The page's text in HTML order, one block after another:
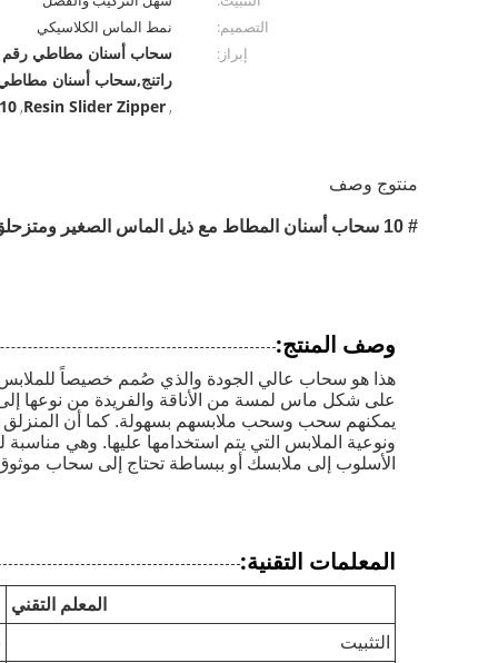
التصميم:
نمط الماس الكلاسيكي
إبراز:
راتنج,سحاب أسنان مطاطي
,
Resin Slider Zipper
,
Zipper
منتوج وصف
# 10 سحاب أسنان المطاط مع ذيل الماس الصغير ومتزحلق الراتنج للملابس
وصف المنتج:
هذا هو سحاب عالي الجودة والذي صُمم خصيصاً للملابس.
على شكل ماس لمسة من الأناقة والفريدة من نوعها
يمكنهم سحب وسحب ملابسهم بسهولة. كما أن المنزلق
ونوعية الملابس التي يتم استخدامها عليها. وهي
الأسلوب إلى ملابسك أو ببساطة تحتاج إلى سحاب
المعلمات التقنية:
المعلم التقني
التثبيت